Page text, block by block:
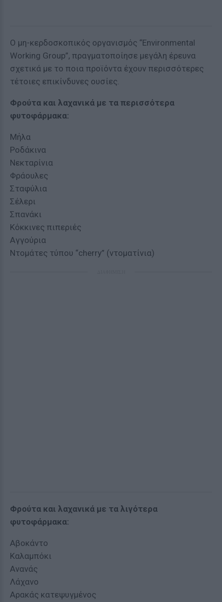
Ο μη-κερδοσκοπικός οργανισμός “Environmental
Working Group”, πραγματοποίησε μεγάλη έρευνα
σχετικά με το ποια προϊόντα έχουν περισσότερες
τέτοιες επικίνδυνες ουσίες.
Φρούτα και λαχανικά με τα περισσότερα
φυτοφάρμακα:
Μήλα
Ροδάκινα
Νεκταρίνια
Φράουλες
Σταφύλια
Σέλερι
Σπανάκι
Κόκκινες πιπεριές
Αγγούρια
Ντομάτες τύπου “cherry” (ντοματίνια)
Φρούτα και λαχανικά με τα λιγότερα
φυτοφάρμακα:
Αβοκάντο
Καλαμπόκι
Ανανάς
Λάχανο
Αρακάς κατεψυγμένος